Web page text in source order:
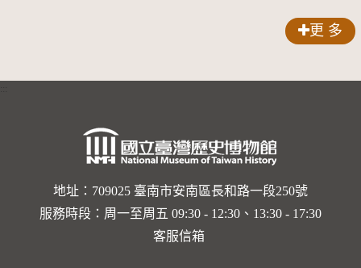
更 多
地址：709025 臺南市安南區長和路一段250號
服務時段：周一至周五 09:30 - 12:30、13:30 - 17:30
客服信箱